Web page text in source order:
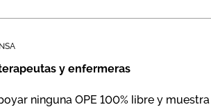
y enfermeras
ninguna OPE 100% libre y